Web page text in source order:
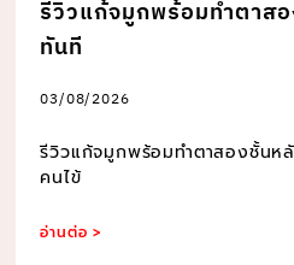
รีวิวแก้จมูกพร้อมทำตาส
ทันที
03/08/2026
รีวิวแก้จมูกพร้อมทำตาสองชั้นห
คนไข้
อ่านต่อ >